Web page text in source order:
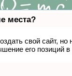
места?
свой сайт,
его позиций